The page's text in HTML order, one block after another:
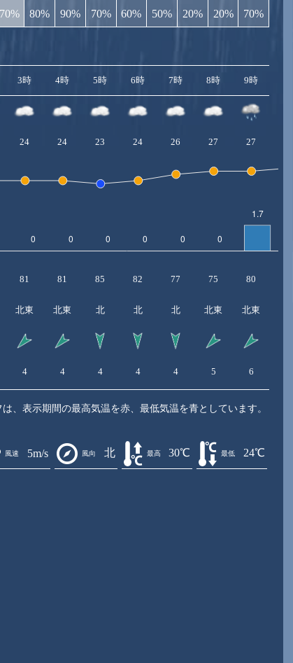
70% 80% 90% 70% 60% 50% 20% 20% 70%
3時 4時 5時 6時 7時 8時 9時
24 24 23 24 26 27 27
81 81 85 82 77 75 80
北東 北東 北 北 北 北東 北東
4 4 4 4 4 5 6
、表示期間の最高気温を赤、最低気温を青としています。
風速 5m/s 風向 北 最高 30℃ 最低 24℃